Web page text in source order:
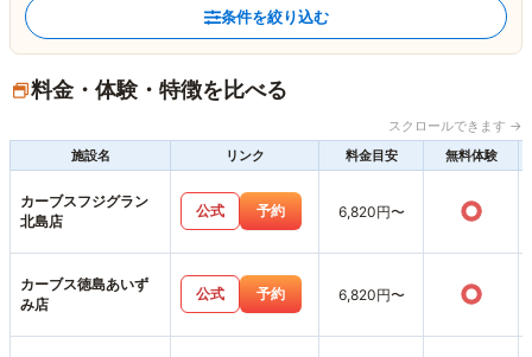
条件を絞り込む
料金・体験・特徴を比べる
スクロールできます →
施設名
リンク 料金目安 無料体験
カーブスフジグラン
北島店
公式 予約 6,820円〜 ○
カーブス徳島あいず
み店
公式 予約 6,820円〜 ○